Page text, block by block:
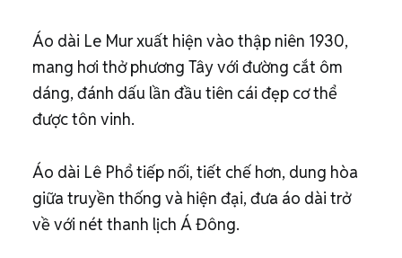
Áo dài Le Mur xuất hiện vào thập niên 1930,
mang hơi thở phương Tây với đường cắt ôm
dáng, đánh dấu lần đầu tiên cái đẹp cơ thể
được tôn vinh.
Áo dài Lê Phổ tiếp nối, tiết chế hơn, dung hòa
giữa truyền thống và hiện đại, đưa áo dài trở
về với nét thanh lịch Á Đông.